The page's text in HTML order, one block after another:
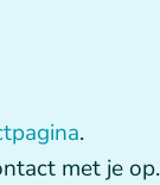
.
met je op.